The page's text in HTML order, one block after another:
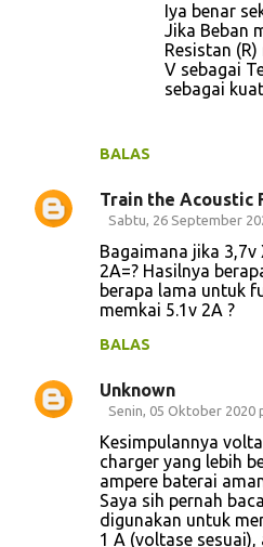
BALAS
Iya benar
Jika Beban
Resistan
V sebagai
sebagai
Train the Acoustic
Sabtu, 26 September
Bagaimana jika 3,7v
2A=? Hasilnya
berapa lama untuk
memkai 5.1v 2A ?
BALAS
Unknown
Senin, 05 Oktober 2020
Kesimpulannya
charger yang lebih
ampere baterai
Saya sih pernah
digunakan untuk
1 A (voltase